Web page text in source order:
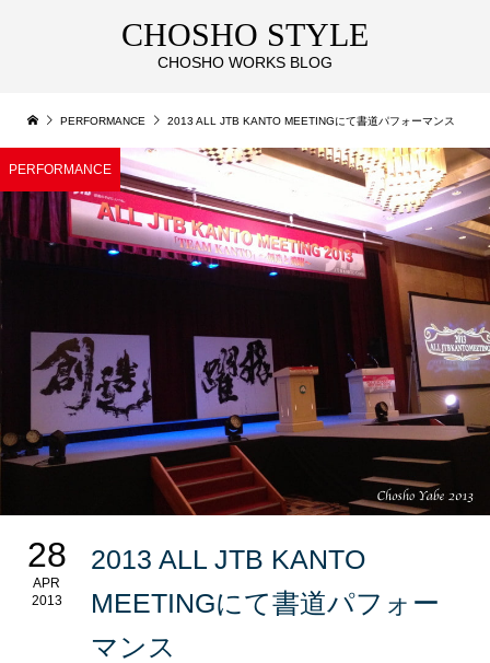
CHOSHO STYLE
CHOSHO WORKS BLOG
PERFORMANCE 2013 ALL JTB KANTO MEETINGにて書道パフォーマンス
PERFORMANCE
28
APR
2013
2013 ALL JTB KANTO
MEETINGにて書道パフォー
マンス